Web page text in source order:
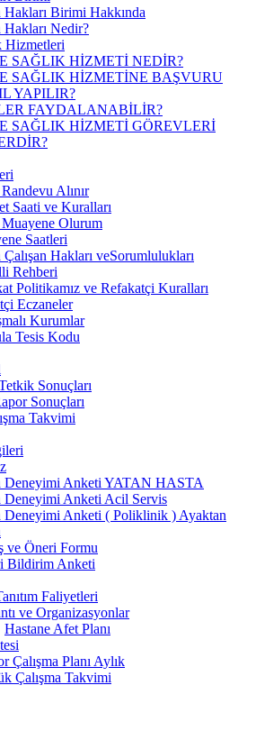
Hakları Birimi Hakkında
Hakları Nedir?
Hizmetleri
SAĞLIK HİZMETİ NEDİR?
SAĞLIK HİZMETİNE BAŞVURU
YAPILIR?
FAYDALANABİLİR?
SAĞLIK HİZMETİ GÖREVLERİ
Alınır
Saati ve Kuralları
Muayene Olurum
Saatleri
Çalışan Hakları veSorumlulukları
Rehberi
Politikamız ve Refakatçi Kuralları
Eczaneler
Kurumlar
Tesis Kodu
Sonuçları
Sonuçları
Takvimi
Deneyimi Anketi YATAN HASTA
Deneyimi Anketi Acil Servis
Deneyimi Anketi ( Poliklinik ) Ayaktan
ve Öneri Formu
Bildirim Anketi
Faliyetleri
ve Organizasyonlar
Hastane Afet Planı
Çalışma Planı Aylık
Çalışma Takvimi